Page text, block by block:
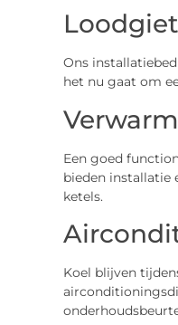
Ons
het nu gaat om
Een goed
bieden installatie
ketels.
Koel blijven